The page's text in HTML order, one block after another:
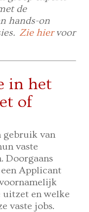
de
hands-on
Zie hiervoor
in het
of
gebruik van
vaste
Doorgaans
Applicant
en welke
vaste jobs.